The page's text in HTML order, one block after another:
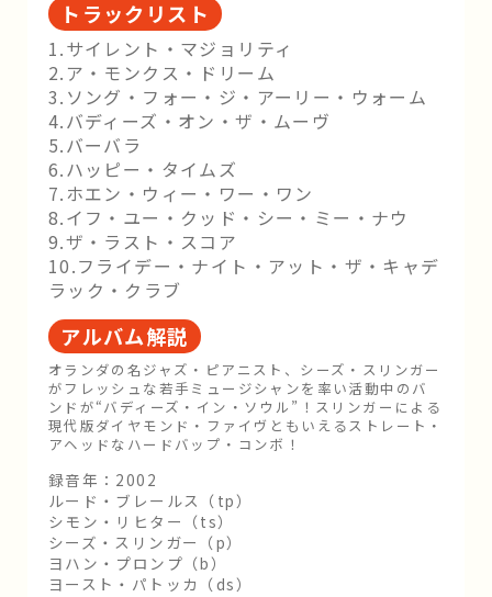
トラックリスト
1.サイレント・マジョリティ
2.ア・モンクス・ドリーム
3.ソング・フォー・ジ・アーリー・ウォーム
4.バディーズ・オン・ザ・ムーヴ
5.バーバラ
6.ハッピー・タイムズ
7.ホエン・ウィー・ワー・ワン
8.イフ・ユー・クッド・シー・ミー・ナウ
9.ザ・ラスト・スコア
10.フライデー・ナイト・アット・ザ・キャデ
ラック・クラブ
アルバム解説
オランダの名ジャズ・ピアニスト、シーズ・スリンガー
がフレッシュな若手ミュージシャンを率い活動中のバ
ンドが“バディーズ・イン・ソウル”！スリンガーによる
現代版ダイヤモンド・ファイヴともいえるストレート・
アヘッドなハードバップ・コンボ！
録音年：2002
ルード・ブレールス（tp）
シモン・リヒター（ts）
シーズ・スリンガー（p）
ヨハン・プロンプ（b）
ヨースト・パトッカ（ds）